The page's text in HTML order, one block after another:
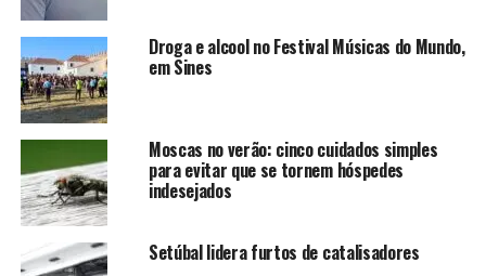
Droga e alcool no Festival Músicas do Mundo,
em Sines
Moscas no verão: cinco cuidados simples
para evitar que se tornem hóspedes
indesejados
Setúbal lidera furtos de catalisadores